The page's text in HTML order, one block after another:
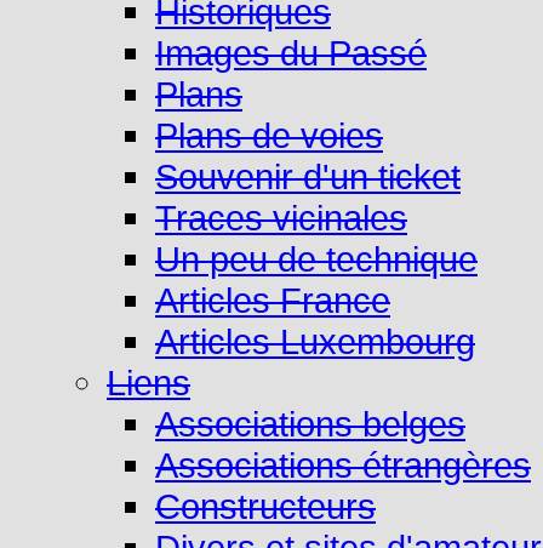
Historiques
Images du Passé
Plans
Plans de voies
Souvenir d'un ticket
Traces vicinales
Un peu de technique
Articles France
Articles Luxembourg
Liens
Associations belges
Associations étrangères
Constructeurs